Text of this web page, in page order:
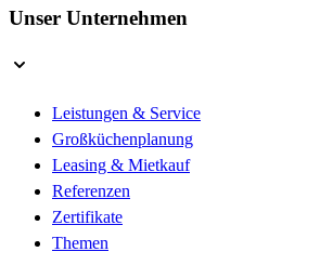
Unser Unternehmen
Leistungen & Service
Großküchenplanung
Leasing & Mietkauf
Referenzen
Zertifikate
Themen